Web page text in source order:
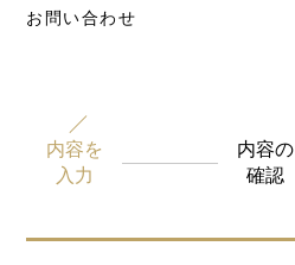
お問い合わせ
内容を
入力
内容の
確認